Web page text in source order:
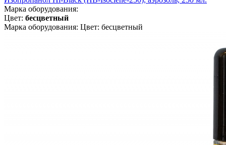
Марка оборудования:
Цвет: бесцветный
Марка оборудования: Цвет: бесцветный